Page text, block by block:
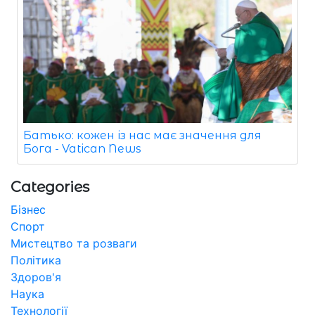
Батько: кожен із нас має значення для
Бога - Vatican News
Categories
Бізнес
Спорт
Мистецтво та розваги
Політика
Здоров'я
Наука
Технології